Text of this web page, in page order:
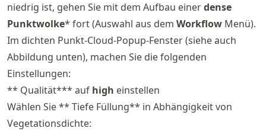
niedrig ist, gehen Sie mit dem Aufbau einerdense
Punktwolke* fort (Auswahl aus dem Workflow Menü).
Im dichten Punkt-Cloud-Popup-Fenster (siehe auch
Abbildung unten), machen Sie die folgenden
Einstellungen:
** Qualität*** auf high einstellen
Wählen Sie ** Tiefe Füllung** in Abhängigkeit von
Vegetationsdichte: